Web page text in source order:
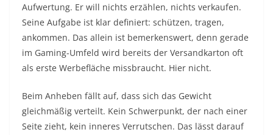
Aufwertung. Er will nichts erzählen, nichts verkaufen.
Seine Aufgabe ist klar definiert: schützen, tragen,
ankommen. Das allein ist bemerkenswert, denn gerade
im Gaming-Umfeld wird bereits der Versandkarton oft
als erste Werbefläche missbraucht. Hier nicht.
Beim Anheben fällt auf, dass sich das Gewicht
gleichmäßig verteilt. Kein Schwerpunkt, der nach einer
Seite zieht, kein inneres Verrutschen. Das lässt darauf